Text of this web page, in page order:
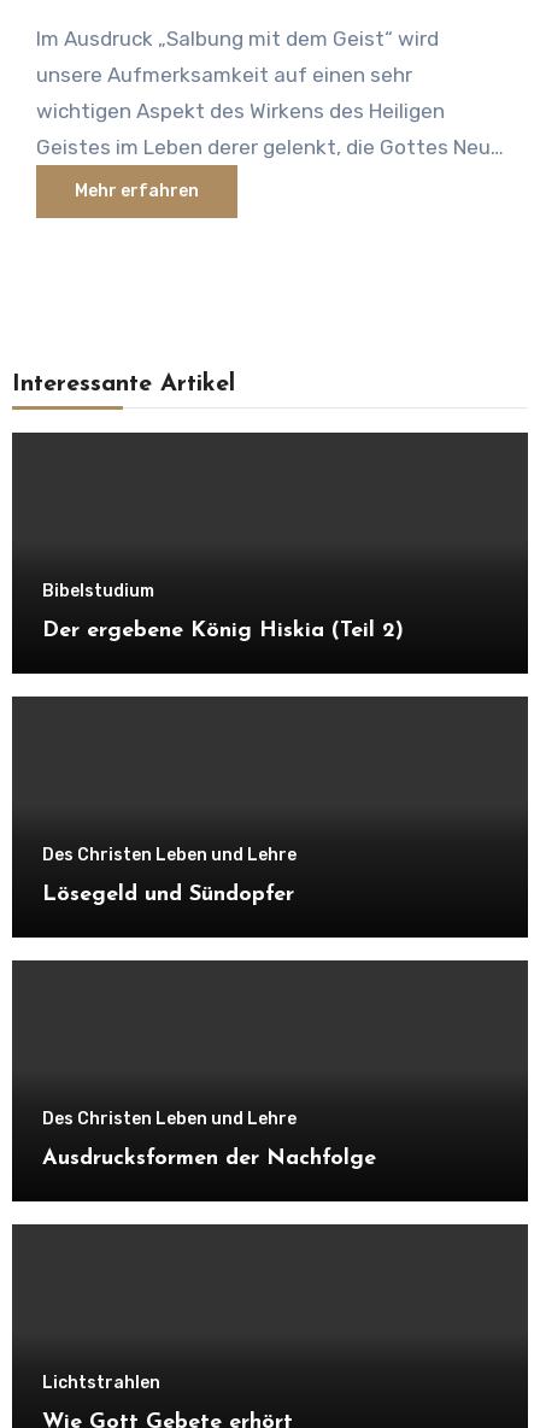
Öffnung des Kerkers den Gebundenen,
uszurufen das Jahr der Annehmung des
HERRN und den Tag der Rache für
unsern Gott, zu trösten alle
Trauernden.“ (Jesaja 61:1,2)
Im Ausdruck „Salbung mit dem Geist“ wird
unsere Aufmerksamkeit auf einen sehr
wichtigen Aspekt des Wirkens des Heiligen
Geistes im Leben derer gelenkt, die Gottes Neue
Schöpfungen bilden. Das Bild der Salbung geht
auf den alten Brauch zurück, Öl auf die Häupter
Herrn geweihte Volk dazu bestimmt oder
Mehr erfahren
Interessante Artikel
Bibelstudium
Der ergebene König Hiskia (Teil 2)
Des Christen Leben und Lehre
Lösegeld und Sündopfer
Des Christen Leben und Lehre
Ausdrucksformen der Nachfolge
Lichtstrahlen
Wie Gott Gebete erhört